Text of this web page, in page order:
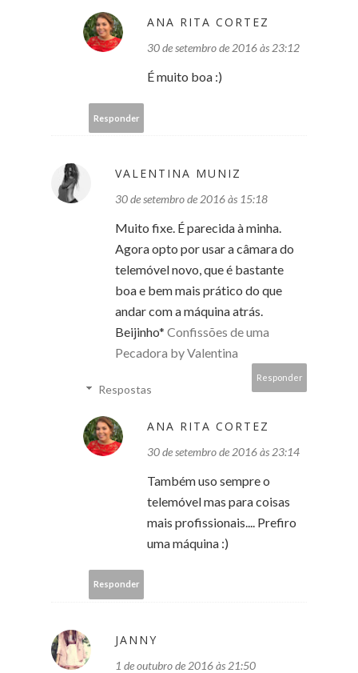
ANA RITA CORTEZ
30 de setembro de 2016 às 23:12
É muito boa :)
Responder
VALENTINA MUNIZ
30 de setembro de 2016 às 15:18
Muito fixe. É parecida à minha.
Agora opto por usar a câmara do
telemóvel novo, que é bastante
boa e bem mais prático do que
andar com a máquina atrás.
Beijinho* Confissões de uma
Pecadora by Valentina
Responder
Respostas
ANA RITA CORTEZ
30 de setembro de 2016 às 23:14
Também uso sempre o
telemóvel mas para coisas
mais profissionais.... Prefiro
uma máquina :)
Responder
JANNY
1 de outubro de 2016 às 21:50